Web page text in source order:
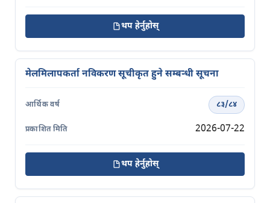
थप हेर्नुहोस्
मेलमिलापकर्ता नविकरण सूचीकृत हुने सम्बन्धी सूचना
८३/८४
2026-07-22
थप हेर्नुहोस्